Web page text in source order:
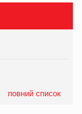
повний список